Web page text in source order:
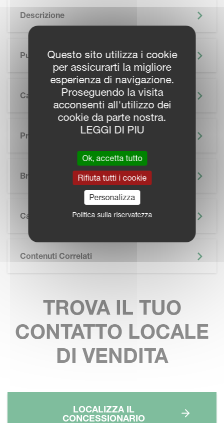
Descrizione
Punti Di Forza
Caratteristiche
Precision Farming
Brochure
Caratteristiche Tecniche
Contenuti Correlati
TROVA IL TUO
CONTATTO LOCALE
DI VENDITA
LOCALIZZA IL
CONCESSIONARIO
Questo sito utilizza i cookie
per assicurarti la migliore
esperienza di navigazione.
Proseguendo la visita
acconsenti all'utilizzo dei
cookie da parte nostra.
LEGGI DI PIU
Ok, accetta tutto
Rifiuta tutti i cookie
Personalizza
Politica sulla riservatezza